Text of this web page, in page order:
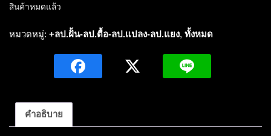
สินค้าหมดแล้ว
หมวดหมู่: +ลป.ฝั้น-ลป.ตื้อ-ลป.แปลง-ลป.แยง, ทั้งหมด
คำอธิบาย